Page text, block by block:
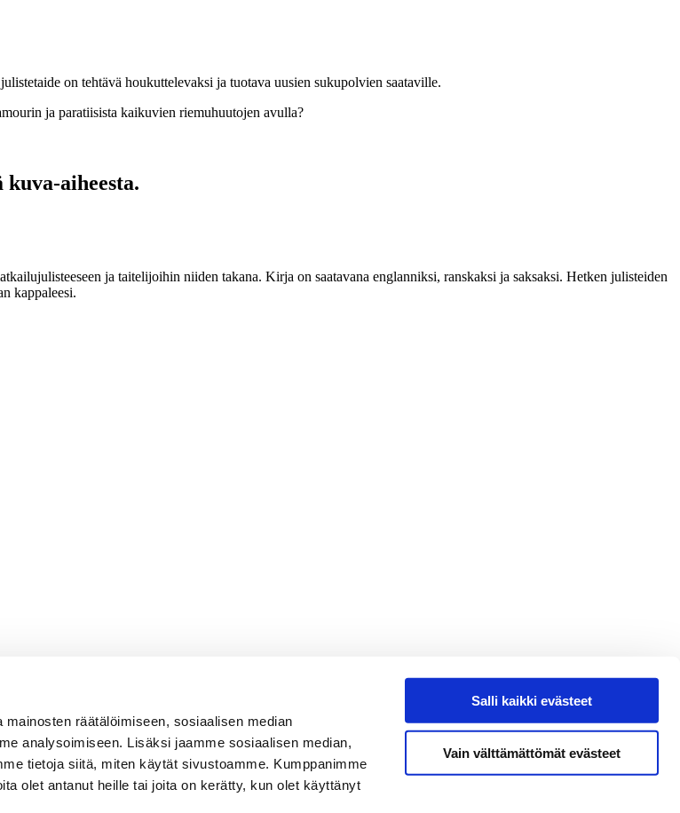
räätälöimiseen, sosiaalisen median
analysoimiseen. Lisäksi jaamme sosiaalisen median,
tietoja siitä, miten käytät sivustoamme. Kumppanimme
olet antanut heille tai joita on kerätty, kun olet käyttänyt
Salli kaikki evästeet
Vain välttämättömät evästeet
on tehtävä houkuttelevaksi ja tuotava uusien sukupolvien saataville.
ja paratiisista kaikuvien riemuhuutojen avulla?
aiheesta.
ja taitelijoihin niiden takana. Kirja on saatavana englanniksi, ranskaksi ja saksaksi. Hetken julisteiden
kappaleesi.